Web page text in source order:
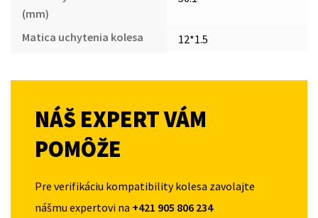
(mm)
Matica uchytenia kolesa 12*1.5
NÁŠ EXPERT VÁM
POMÔŽE
Pre verifikáciu kompatibility kolesa zavolajte
nášmu expertovi na +421 905 806 234